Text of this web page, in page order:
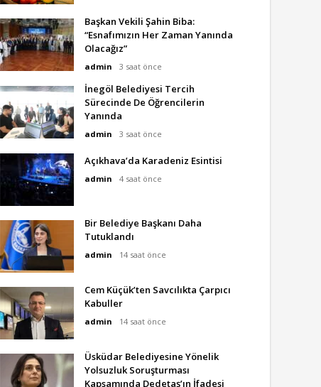
Başkan Vekili Şahin Biba:
“Esnafımızın Her Zaman Yanında
Olacağız”
admin 3 saat önce
İnegöl Belediyesi Tercih
Sürecinde De Öğrencilerin
Yanında
admin 3 saat önce
Açıkhava’da Karadeniz Esintisi
admin 4 saat önce
Bir Belediye Başkanı Daha
Tutuklandı
admin 14 saat önce
Cem Küçük’ten Savcılıkta Çarpıcı
Kabuller
admin 14 saat önce
Üsküdar Belediyesine Yönelik
Yolsuzluk Soruşturması
Kapsamında Dedetaş’ın İfadesi